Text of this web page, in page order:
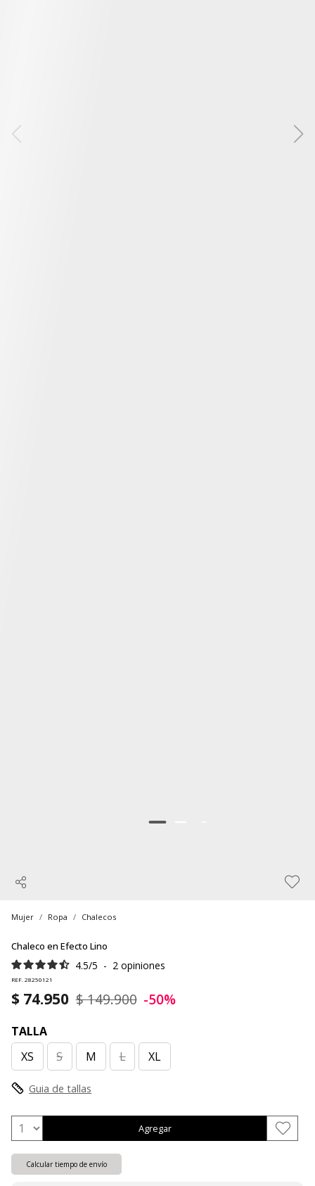
Mujer Ropa Chalecos
Chaleco en Efecto Lino
4.5/5 - 2 opiniones
REF. 28250121
$ 74.950 $ 149.900 -50%
TALLA
XS
S M L XL
Guia de tallas
Agregar
Calcular tiempo de envío